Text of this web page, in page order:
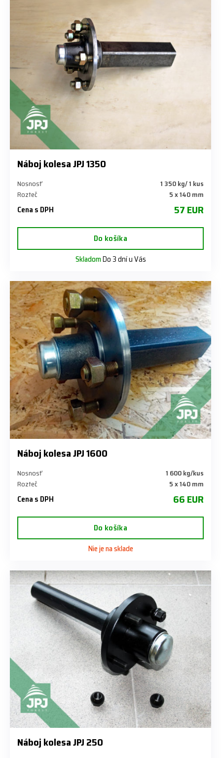
Náboj kolesa JPJ 1350
Nosnosť
1 350 kg/ 1 kus
Rozteč
5 x 140 mm
Cena s DPH 57 EUR
Do košíka
SkladomDo 3 dní u Vás
Náboj kolesa JPJ 1600
Nosnosť
1 600 kg/kus
Rozteč
5 x 140 mm
Cena s DPH 66 EUR
Do košíka
Nie je na sklade
Náboj kolesa JPJ 250